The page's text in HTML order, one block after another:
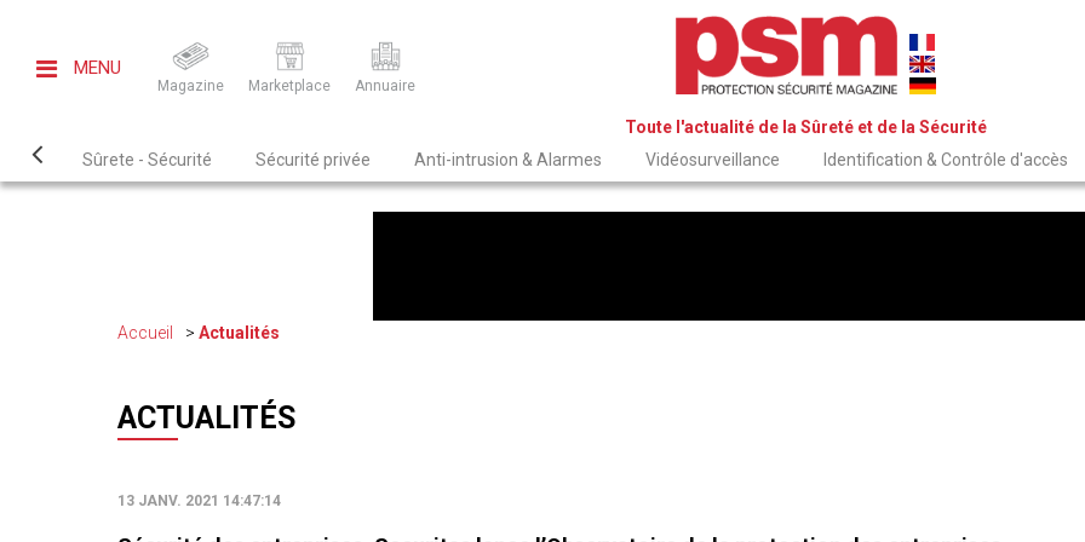
MENU
Magazine Marketplace Annuaire
Toute l'actualité de la Sûreté et de la Sécurité
Sûrete - Sécurité Sécurité privée Anti-intrusion & Alarmes Vidéosurveillance Identification & Contrôle d'accès
Accueil Actualités
ACTUALITÉS
13 JANV. 2021 14:47:14